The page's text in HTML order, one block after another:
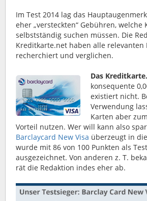
Im Test 2014 lag das
eher „versteckten“ Gebühren, welche
selbstständig suchen müssen. Die
Kreditkarte.net haben alle relevanten
recherchiert und verglichen.
Das
konsequente
existiert nicht.
Verwendung
Karten aber
Vorteil nutzen. Wer will kann also
Barclaycard New Visa überzeugt in
wurde mit 86 von 100 Punkten als
ausgezeichnet. Von anderen z. T.
rät die Redaktion indes eher ab.